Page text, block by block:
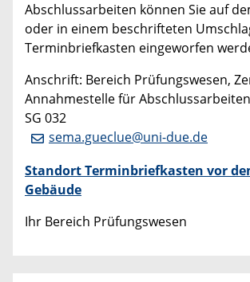
Abschlussarbeiten können Sie auf
oder in einem beschrifteten
Terminbriefkasten eingeworfen
Anschrift: Bereich Prüfungswesen,
Annahmestelle für
SG 032
sema.gueclue@uni-due.de
Standort Terminbriefkasten vor
Gebäude
​Ihr Bereich Prüfungswesen